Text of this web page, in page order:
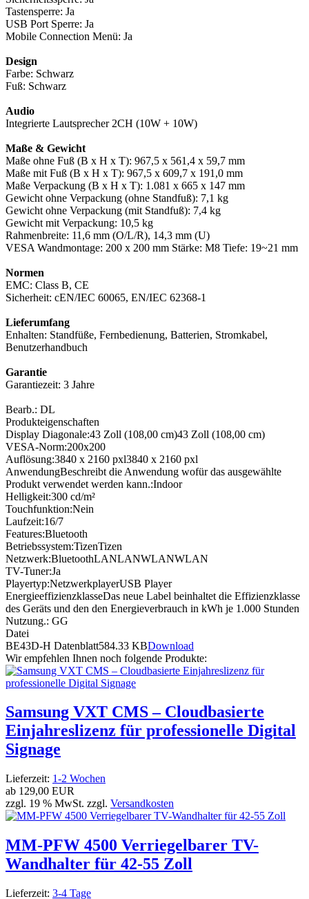
Tastensperre: Ja
USB Port Sperre: Ja
Mobile Connection Menü: Ja
Design
Farbe: Schwarz
Fuß: Schwarz
Audio
Integrierte Lautsprecher 2CH (10W + 10W)
Maße & Gewicht
Maße ohne Fuß (B x H x T): 967,5 x 561,4 x 59,7 mm
Maße mit Fuß (B x H x T): 967,5 x 609,7 x 191,0 mm
Maße Verpackung (B x H x T): 1.081 x 665 x 147 mm
Gewicht ohne Verpackung (ohne Standfuß): 7,1 kg
Gewicht ohne Verpackung (mit Standfuß): 7,4 kg
Gewicht mit Verpackung: 10,5 kg
Rahmenbreite: 11,6 mm (O/L/R), 14,3 mm (U)
VESA Wandmontage: 200 x 200 mm Stärke: M8 Tiefe: 19~21 mm
Normen
EMC: Class B, CE
Sicherheit: cEN/IEC 60065, EN/IEC 62368-1
Lieferumfang
Enhalten: Standfüße, Fernbedienung, Batterien, Stromkabel,
Benutzerhandbuch
Garantie
Garantiezeit: 3 Jahre
Bearb.: DL
Produkteigenschaften
Display Diagonale:43 Zoll (108,00 cm)43 Zoll (108,00 cm)
VESA-Norm:200x200
Auflösung:3840 x 2160 pxl3840 x 2160 pxl
AnwendungBeschreibt die Anwendung wofür das ausgewählte
Produkt verwendet werden kann.:Indoor
Helligkeit:300 cd/m²
Touchfunktion:Nein
Laufzeit:16/7
Features:Bluetooth
Betriebssystem:TizenTizen
Netzwerk:BluetoothLANLANWLANWLAN
TV-Tuner:Ja
Playertyp:NetzwerkplayerUSB Player
EnergieeffizienzklasseDas neue Label beinhaltet die Effizienzklasse
des Geräts und den den Energieverbrauch in kWh je 1.000 Stunden
Nutzung.: GG
Datei
BE43D-H Datenblatt584.33 KBDownload
Wir empfehlen Ihnen noch folgende Produkte:
Samsung VXT CMS – Cloudbasierte
Einjahreslizenz für professionelle Digital
Signage
Lieferzeit: 1-2 Wochen
ab 129,00 EUR
zzgl. 19 % MwSt. zzgl. Versandkosten
MM-PFW 4500 Verriegelbarer TV-
Wandhalter für 42-55 Zoll
Lieferzeit: 3-4 Tage